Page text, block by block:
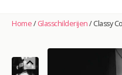
Home/Glasschilderijen/Classy